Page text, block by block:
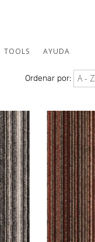
TOOLS AYUDA
Ordenar por: